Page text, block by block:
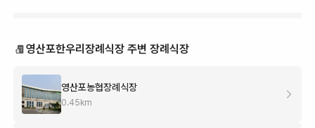
영산포한우리장례식장 주변 장례식장
영산포농협장례식장
0.45 km